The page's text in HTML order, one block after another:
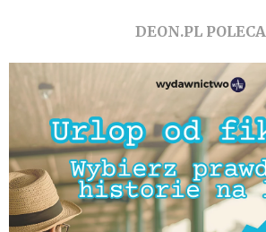
DEON.PL POLECA